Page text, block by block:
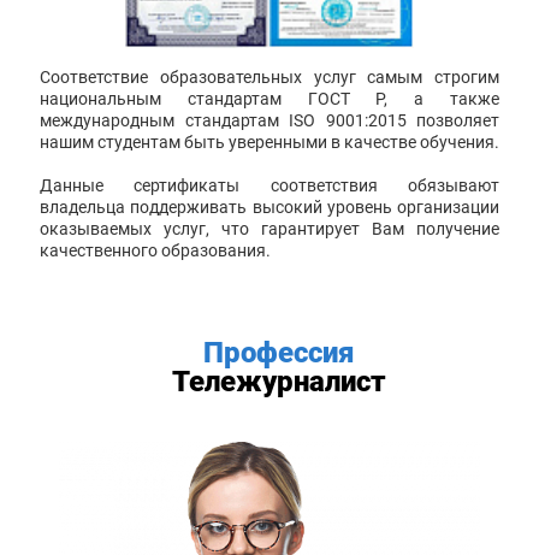
Соответствие образовательных услуг самым строгим
национальным стандартам ГОСТ Р, а также
международным стандартам ISO 9001:2015 позволяет
нашим студентам быть уверенными в качестве обучения.
Данные сертификаты соответствия обязывают
владельца поддерживать высокий уровень организации
оказываемых услуг, что гарантирует Вам получение
качественного образования.
Профессия
Тележурналист